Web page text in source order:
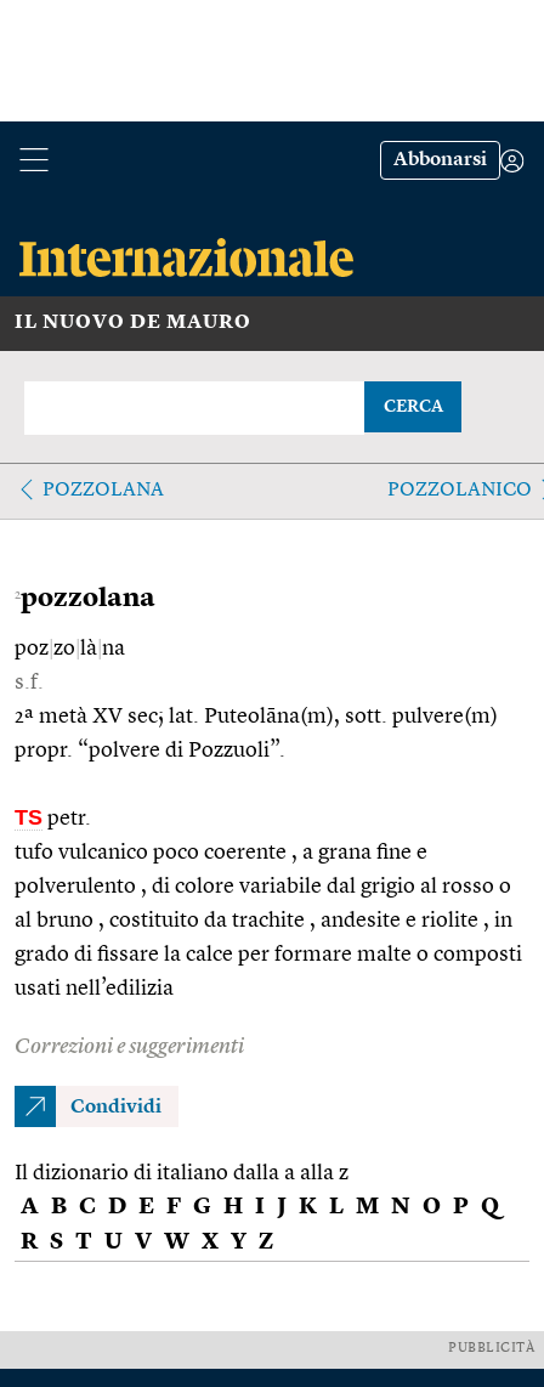
Abbonarsi
IL NUOVO DE MAURO
CERCA
POZZOLANA POZZOLANICO
2pozzolana
poz zo là na
s.f.
2ª metà XV sec; lat. Puteolāna(m), sott. pulvere(m)
propr. “polvere di Pozzuoli”.
TS petr.
tufo vulcanico poco coerente , a grana fine e
polverulento , di colore variabile dal grigio al rosso o
al bruno , costituito da trachite , andesite e riolite , in
grado di fissare la calce per formare malte o composti
usati nell’edilizia
Correzioni e suggerimenti
Condividi
Il dizionario di italiano dalla a alla z
A B C D E F G H I J K L M N O P Q
R S T U V W X Y Z
PUBBLICITÀ